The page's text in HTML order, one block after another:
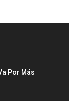
Por Más